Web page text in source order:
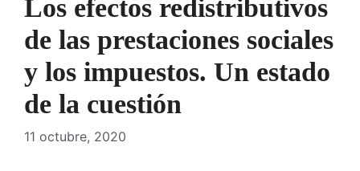
Los efectos redistributivos
de las prestaciones sociales
y los impuestos. Un estado
de la cuestión
11 octubre, 2020